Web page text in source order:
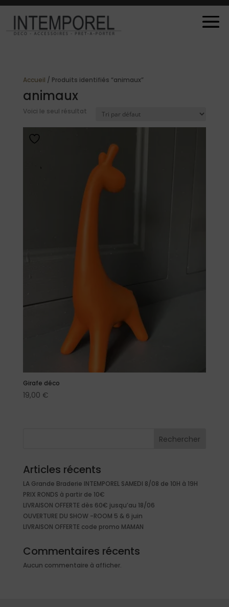
Accueil / Produits identifiés “animaux”
animaux
Voici le seul résultat
Girafe déco
19,00 €
Rechercher
Articles récents
LA Grande Braderie INTEMPOREL SAMEDI 8/08 de 10H à 19H
PRIX RONDS à partir de 10€
LIVRAISON OFFERTE dès 60€ jusqu’au 18/06
OUVERTURE DU SHOW -ROOM 5 & 6 juin
LIVRAISON OFFERTE code promo MAMAN
Commentaires récents
Aucun commentaire à afficher.